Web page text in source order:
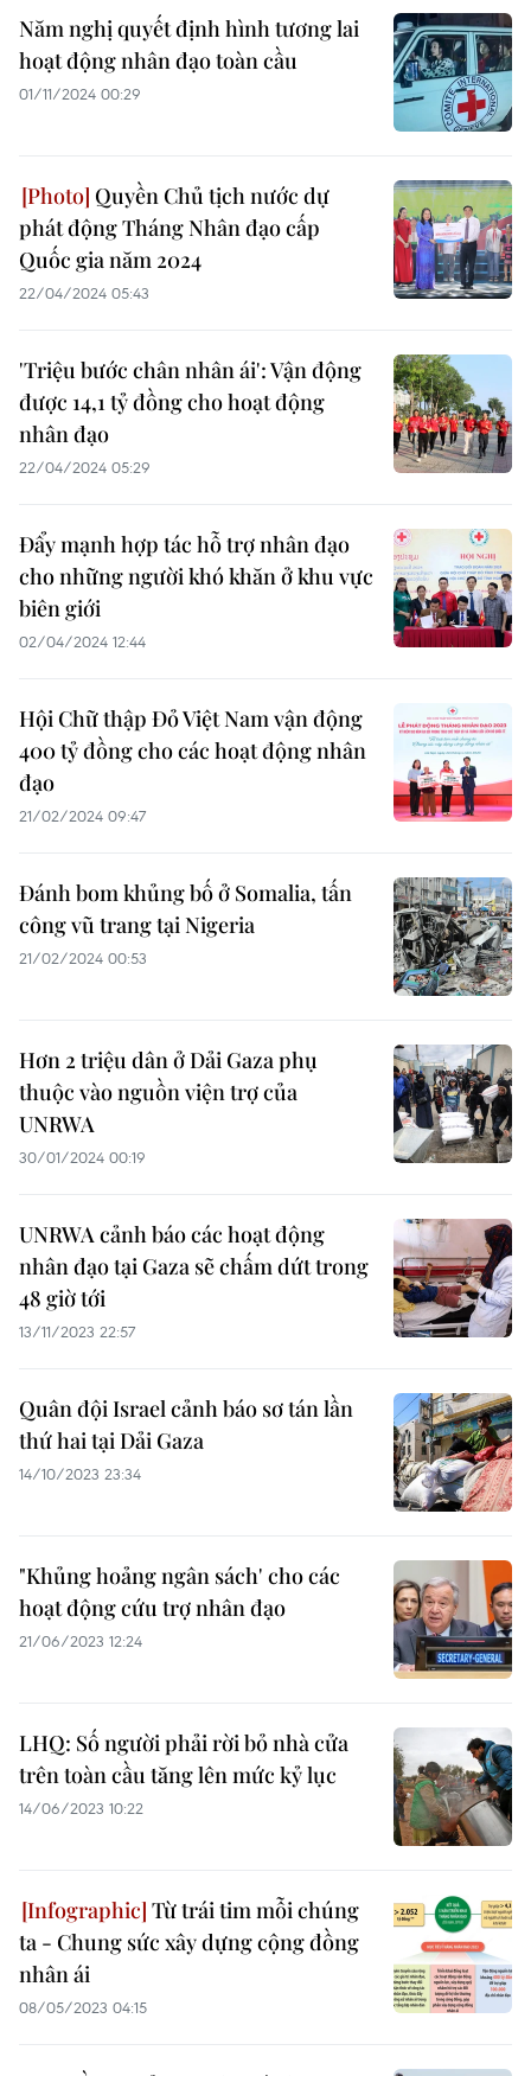
Năm nghị quyết định hình tương lai
hoạt động nhân đạo toàn cầu
01/11/2024 00:29
Quyền Chủ tịch nước dự
phát động Tháng Nhân đạo cấp
Quốc gia năm 2024
22/04/2024 05:43
'Triệu bước chân nhân ái': Vận động
được 14,1 tỷ đồng cho hoạt động
nhân đạo
22/04/2024 05:29
Đẩy mạnh hợp tác hỗ trợ nhân đạo
cho những người khó khăn ở khu vực
biên giới
02/04/2024 12:44
Hội Chữ thập Đỏ Việt Nam vận động
400 tỷ đồng cho các hoạt động nhân
đạo
21/02/2024 09:47
Đánh bom khủng bố ở Somalia, tấn
công vũ trang tại Nigeria
21/02/2024 00:53
Hơn 2 triệu dân ở Dải Gaza phụ
thuộc vào nguồn viện trợ của
UNRWA
30/01/2024 00:19
UNRWA cảnh báo các hoạt động
nhân đạo tại Gaza sẽ chấm dứt trong
48 giờ tới
13/11/2023 22:57
Quân đội Israel cảnh báo sơ tán lần
thứ hai tại Dải Gaza
14/10/2023 23:34
"Khủng hoảng ngân sách' cho các
hoạt động cứu trợ nhân đạo
21/06/2023 12:24
LHQ: Số người phải rời bỏ nhà cửa
trên toàn cầu tăng lên mức kỷ lục
14/06/2023 10:22
Từ trái tim mỗi chúng
ta - Chung sức xây dựng cộng đồng
nhân ái
08/05/2023 04:15